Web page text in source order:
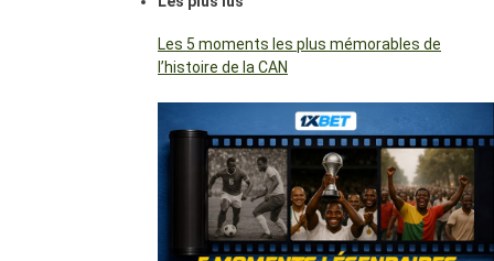
Les 5 moments les plus mémorables de
l’histoire de la CAN